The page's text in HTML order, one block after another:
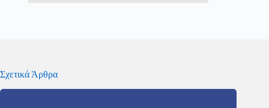
Σχετικά Άρθρα